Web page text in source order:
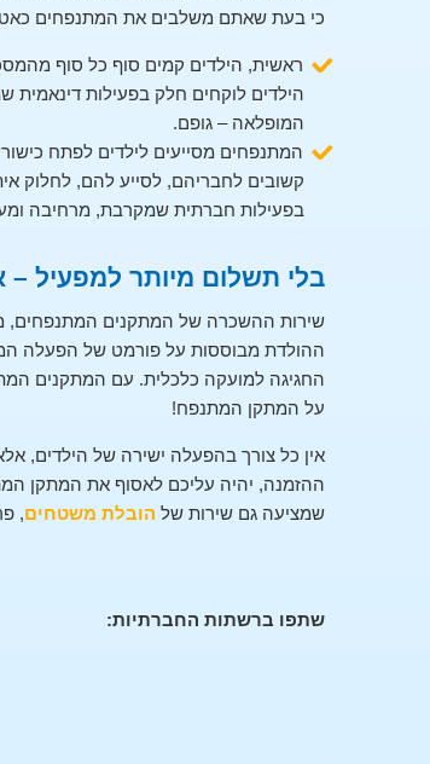
כי בעת שאתם משלבים את המתנפחים
ראשית, הילדים קמים סוף כל סוף
הילדים לוקחים חלק בפעילות
המופלאה – גופם.
המתנפחים מסייעים לילדים לפתח
קשובים לחבריהם, לסייע להם, לחלוק
בפעילות חברתית שמקרבת, מרחיבה
בלי תשלום מיותר למפעיל
שירות ההשכרה של המתקנים המתנפחים,
ההולדת מבוססות על פורמט של הפעלה
החגיגה למועקה כלכלית. עם המתקנים
על המתקן המתנפח!
אין כל צורך בהפעלה ישירה של הילדים,
ההזמנה, יהיה עליכם לאסוף את המתקן
שמציעה גם שירות של הובלת משטחים,
שתפו ברשתות החברתיות: